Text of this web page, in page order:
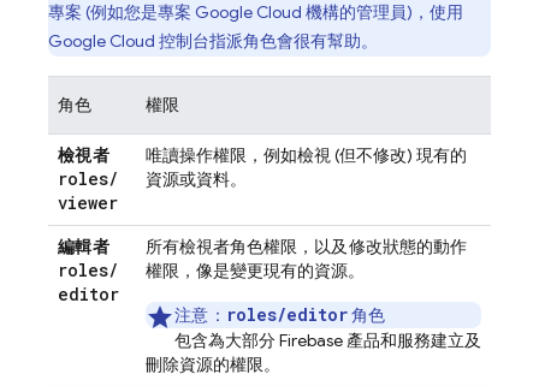
專案 (例如您是專案 Google Cloud 機構的管理員)，使用
Google Cloud 控制台指派角色會很有幫助。
角色 權限
檢視者
roles/
viewer
唯讀操作權限，例如檢視 (但不修改) 現有的
資源或資料。
編輯者
roles/
editor
所有檢視者角色權限， 以及修改狀態的動作
權限，像是變更現有的資源。
注意： roles/editor角色
包含為大部分 Firebase 產品和服務建立及
刪除資源的權限。